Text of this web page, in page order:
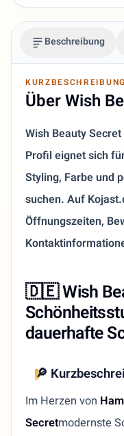
Beschreibung
KURZBESCHREIBUNG
Über Wish
Wish Beauty
Profil eignet sich
Styling, Farbe und
suchen. Auf
Öffnungszeiten,
🇩🇪 Wish
dauerhafte
🔎
Im Herzen von
Secretmodernste